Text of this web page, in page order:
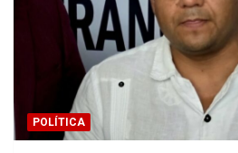
POLÍTICA